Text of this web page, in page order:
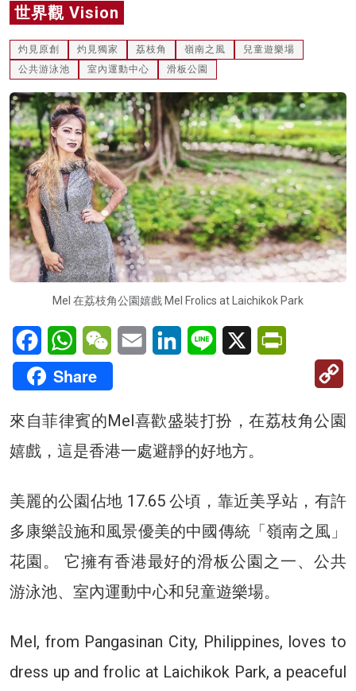
關於我們
世界觀 Vision
灼見原創 灼見獨家 荔枝角 嶺南之風
兒童遊樂場
公共游泳池
室內運動中心 滑板公園
Mel 在荔枝角公園嬉戲 Mel Frolics at Laichikok Park
FacebookWhatsAppWeChatEmail LinkedInLine X
Share
來自菲律賓的Mel喜歡盛裝打扮，在荔枝角公園
嬉戲，這是香港一處避靜的好地方。
美麗的公園佔地 17.65 公頃，靠近美孚站，有許
多康樂設施和風景優美的中國傳統「嶺南之風」
花園。 它擁有香港最好的滑板公園之一、公共
游泳池、室內運動中心和兒童遊樂場。
Mel, from Pangasinan City, Philippines, loves to
dress up and frolic at Laichikok Park, a peaceful